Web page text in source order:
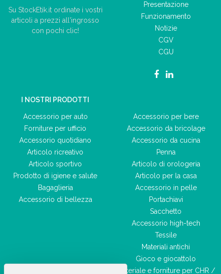
Su StockEtik.it ordinate i vostri
articoli a prezzi all'ingrosso
con pochi clic!
Presentazione
Funzionamento
Notizie
CGV
CGU
I NOSTRI PRODOTTI
Accessorio per auto
Forniture per ufficio
Accessorio quotidiano
Articolo ricreativo
Articolo sportivo
Prodotto di igiene e salute
Bagaglieria
Accessorio di bellezza
Accessorio per bere
Accessorio da bricolage
Accessorio da cucina
Penna
Articolo di orologeria
Articolo per la casa
Accessorio in pelle
Portachiavi
Sacchetto
Accessorio high-tech
Tessile
Materiali antichi
Gioco e giocattolo
Materiale e forniture per CHR /